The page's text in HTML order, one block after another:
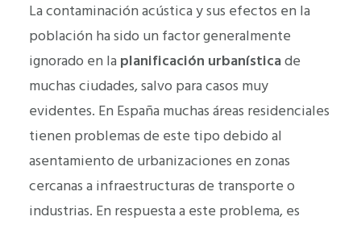
La contaminación acústica y sus efectos en la
población ha sido un factor generalmente
ignorado en la planificación urbanísticade
muchas ciudades, salvo para casos muy
evidentes. En España muchas áreas residenciales
tienen problemas de este tipo debido al
asentamiento de urbanizaciones en zonas
cercanas a infraestructuras de transporte o
industrias. En respuesta a este problema, es